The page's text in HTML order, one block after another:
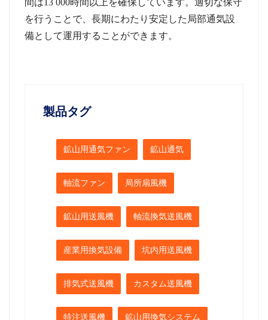
間は13 000時間以上を確保しています。適切な保守
を行うことで、長期にわたり安定した局部通気設
備として運用することができます。
製品タグ
鉱山用通気ファン 鉱山通気
軸流ファン 局所扇風機
鉱山用送風機 軸流換気送風機
産業用換気設備 坑内用送風機
排気式送風機 カスタム送風機
特注送風機 鉱山用換気システム